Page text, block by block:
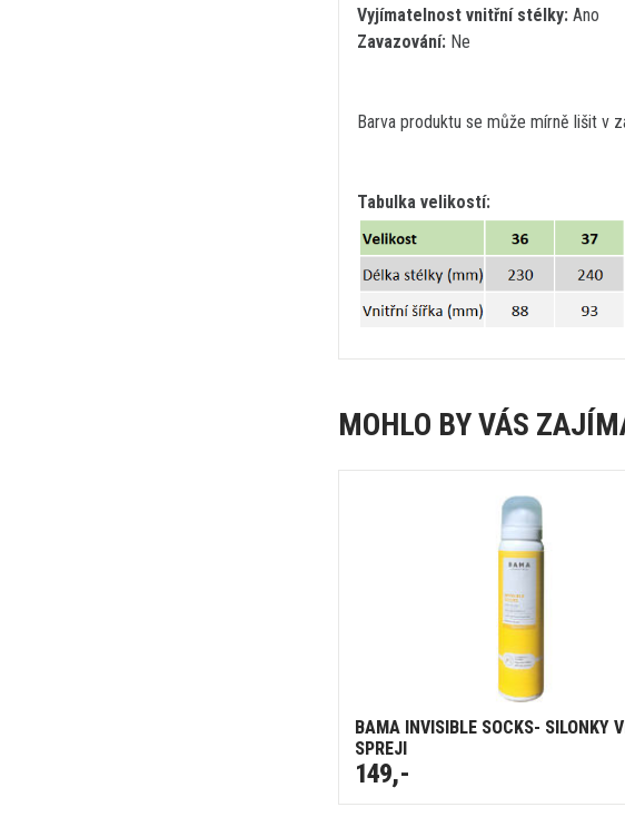
Vyjímatelnost vnitřní stélky: Ano
Zavazování: Ne
Barva produktu se může mírně lišit v
Tabulka velikostí:
MOHLO BY VÁS
BAMA INVISIBLE SOCKS- SILONKY
SPREJI
149,-